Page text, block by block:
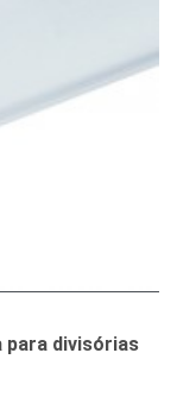
para divisórias